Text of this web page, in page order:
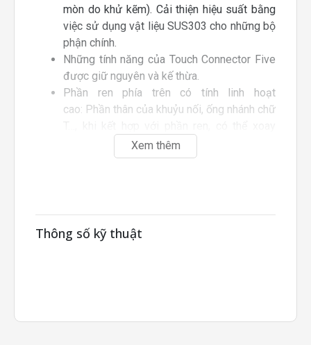
mòn do khử kẽm). Cải thiện hiệu suất bằng
việc sử dụng vật liệu SUS303 cho những bộ
phận chính.
Những tính năng của Touch Connector Five
được giữ nguyên và kế thừa.
Phần ren phía trên có tính linh hoạt
cao: Phần thân của khuỷu nối, ống nhánh chữ
Đây không phải là loại có thể xoay được.
Xem thêm
Thông số kỹ thuật